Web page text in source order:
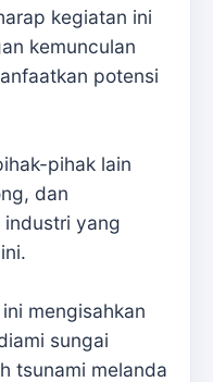
kegiatan ini
kemunculan
potensi
pihak lain
dan
industri yang
mengisahkan
sungai
tsunami melanda